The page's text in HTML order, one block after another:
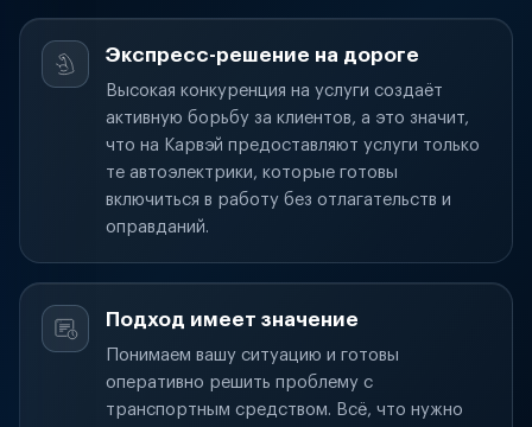
Экспресс-решение на дороге
Высокая конкуренция на услуги создаёт
активную борьбу за клиентов, а это значит,
что на Карвэй предоставляют услуги только
те автоэлектрики, которые готовы
включиться в работу без отлагательств и
оправданий.
Подход имеет значение
Понимаем вашу ситуацию и готовы
оперативно решить проблему с
транспортным средством. Всё, что нужно